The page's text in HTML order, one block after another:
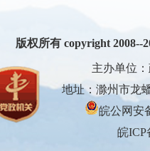
版权所有 copyright 2008--
主办单位
地址：滁州市龙
皖公网安
皖ICP